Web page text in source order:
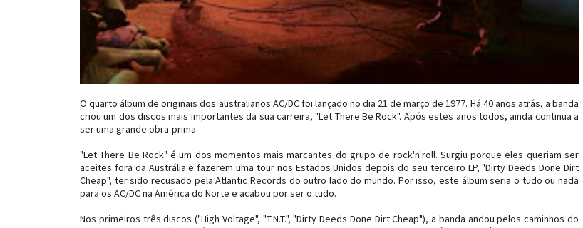
O quarto álbum de originais dos australianos AC/DC foi lançado no dia 21 de março de 1977. Há 40 anos atrás, a banda
criou um dos discos mais importantes da sua carreira, "Let There Be Rock". Após estes anos todos, ainda continua a
ser uma grande obra-prima.
"Let There Be Rock" é um dos momentos mais marcantes do grupo de rock'n'roll. Surgiu porque eles queriam ser
aceites fora da Austrália e fazerem uma tour nos Estados Unidos depois do seu terceiro LP, "Dirty Deeds Done Dirt
Cheap", ter sido recusado pela Atlantic Records do outro lado do mundo. Por isso, este álbum seria o tudo ou nada
para os AC/DC na América do Norte e acabou por ser o tudo.
Nos primeiros três discos ("High Voltage", "T.N.T.", "Dirty Deeds Done Dirt Cheap"), a banda andou pelos caminhos do